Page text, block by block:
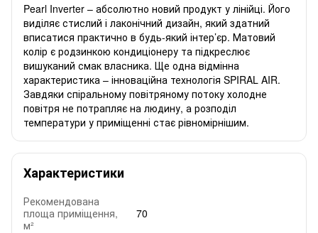
Pearl Inverter – абсолютно новий продукт у лінійці. Його
виділяє стислий і лаконічний дизайн, який здатний
вписатися практично в будь-який інтер’єр. Матовий
колір є родзинкою кондиціонеру та підкреслює
вишуканий смак власника. Ще одна відмінна
характеристика – інноваційна технологія SPIRAL AIR.
Завдяки спіральному повітряному потоку холодне
повітря не потрапляє на людину, а розподіл
температури у приміщенні стає рівномірнішим.
Характеристики
Рекомендована
площа приміщення,
м²
70